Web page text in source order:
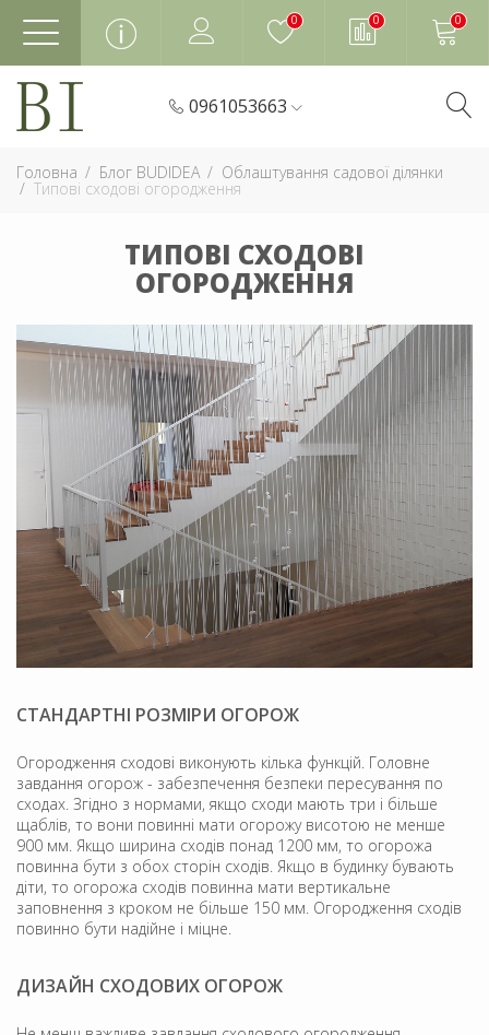
0 0 0
0961053663
Головна Блог BUDIDEA Облаштування садової ділянки
Типові сходові огородження
ТИПОВІ СХОДОВІ
ОГОРОДЖЕННЯ
СТАНДАРТНІ РОЗМІРИ ОГОРОЖ
Огородження сходові виконують кілька функцій. Головне
завдання огорож - забезпечення безпеки пересування по
сходах. Згідно з нормами, якщо сходи мають три і більше
щаблів, то вони повинні мати огорожу висотою не менше
900 мм. Якщо ширина сходів понад 1200 мм, то огорожа
повинна бути з обох сторін сходів. Якщо в будинку бувають
діти, то огорожа сходів повинна мати вертикальне
заповнення з кроком не більше 150 мм. Огородження сходів
повинно бути надійне і міцне.
ДИЗАЙН СХОДОВИХ ОГОРОЖ